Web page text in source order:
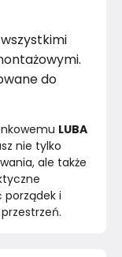
do
LUBA
nie tylko
ale także
i